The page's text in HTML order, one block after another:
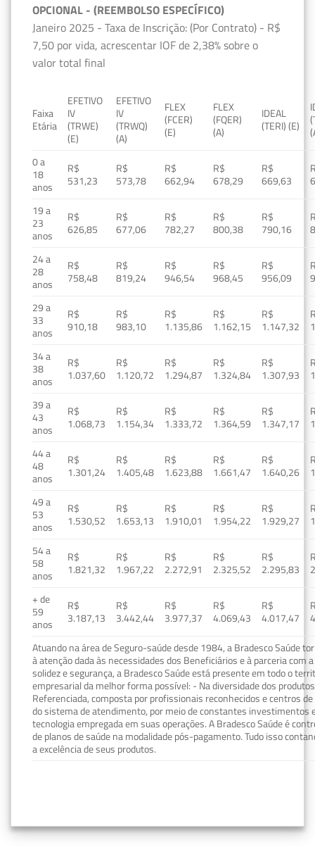
OPCIONAL - (REEMBOLSO ESPECÍFICO)
Janeiro 2025 - Taxa de Inscrição: (Por Contrato) - R$
7,50 por vida, acrescentar IOF de 2,38% sobre o
valor total final
Faixa
Etária
EFETIVO
IV
(TRWE)
(E)
EFETIVO
IV
(TRWQ)
(A)
FLEX
(FCER)
(E)
FLEX
(FQER)
(A)
IDEAL
(TERI) (E)
0 a
18
anos
R$
531,23
R$
573,78
R$
662,94
R$
678,29
R$
669,63
19 a
23
anos
R$
626,85
R$
677,06
R$
782,27
R$
800,38
R$
790,16
24 a
28
anos
R$
758,48
R$
819,24
R$
946,54
R$
968,45
R$
956,09
29 a
33
anos
R$
910,18
R$
983,10
R$
1.135,86
R$
1.162,15
R$
1.147,32
34 a
38
anos
R$
1.037,60
R$
1.120,72
R$
1.294,87
R$
1.324,84
R$
1.307,93
39 a
43
anos
R$
1.068,73
R$
1.154,34
R$
1.333,72
R$
1.364,59
R$
1.347,17
44 a
48
anos
R$
1.301,24
R$
1.405,48
R$
1.623,88
R$
1.661,47
R$
1.640,26
49 a
53
anos
R$
1.530,52
R$
1.653,13
R$
1.910,01
R$
1.954,22
R$
1.929,27
54 a
58
anos
R$
1.821,32
R$
1.967,22
R$
2.272,91
R$
2.325,52
R$
2.295,83
+ de
59
anos
R$
3.187,13
R$
3.442,44
R$
3.977,37
R$
4.069,43
R$
4.017,47
Atuando na área de Seguro-saúde desde 1984, a Bradesco Saúde
à atenção dada às necessidades dos Beneficiários e à parceria com
solidez e segurança, a Bradesco Saúde está presente em todo o
empresarial da melhor forma possível: - Na diversidade dos
Referenciada, composta por profissionais reconhecidos e centros
do sistema de atendimento, por meio de constantes investimentos
tecnologia empregada em suas operações. A Bradesco Saúde é
de planos de saúde na modalidade pós-pagamento. Tudo isso
a excelência de seus produtos.